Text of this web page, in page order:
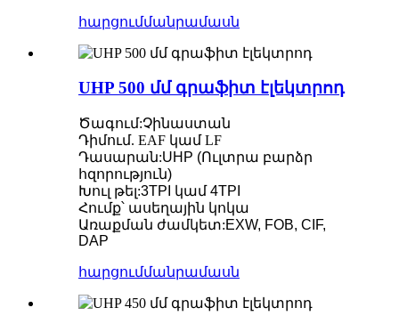
հարցումմանրամասն
UHP 500 մմ գրաֆիտ էլեկտրոդ
Ծագում:Չինաստան
Դիմում. EAF կամ LF
Դասարան:UHP (Ուլտրա բարձր
հզորություն)
Խուլ թել:3TPI կամ 4TPI
Հումք՝ ասեղային կոկա
Առաքման ժամկետ:EXW, FOB, CIF,
DAP
հարցումմանրամասն